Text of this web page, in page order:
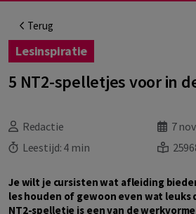
Terug
Lesinspiratie
5 NT2-spelletjes voor in
Redactie
7
Leestijd: 4 min
Je wilt je cursisten wat afleiding
les houden of gewoon even wat leuks
NT2-spelletje is een van de